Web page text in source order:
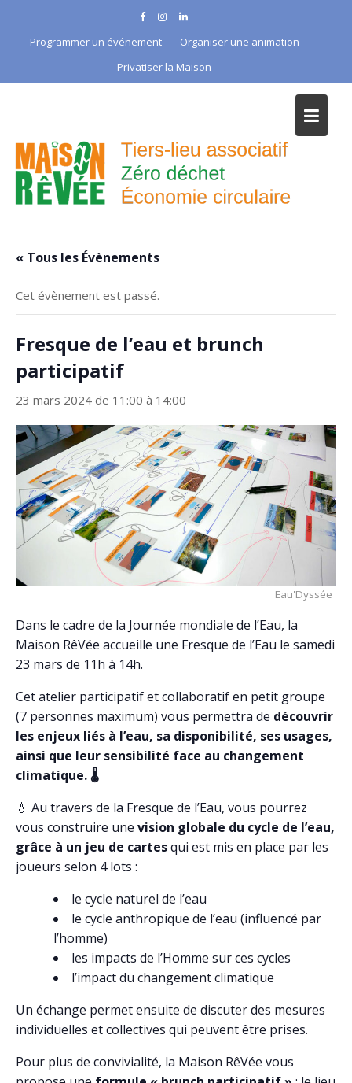
contentProgrammer un événement
Organiser une animation
Privatiser la Maison
« Tous les Évènements
Cet évènement est passé.
Fresque de l’eau et brunch
participatif
23 mars 2024 de 11:00 à 14:00
Eau'Dyssée
Dans le cadre de la Journée mondiale de l’Eau, la
Maison RêVée accueille une Fresque de l’Eau le samedi
23 mars de 11h à 14h.
Cet atelier participatif et collaboratif en petit groupe
(7 personnes maximum) vous permettra de découvrir
les enjeux liés à l’eau, sa disponibilité, ses usages,
ainsi que leur sensibilité face au changement
climatique.🌡️
💧 Au travers de la Fresque de l’Eau, vous pourrez
vous construire une vision globale du cycle de l’eau,
grâce à un jeu de cartesqui est mis en place par les
joueurs selon 4 lots :
le cycle naturel de l’eau
le cycle anthropique de l’eau (influencé par
l’homme)
les impacts de l’Homme sur ces cycles
l’impact du changement climatique
Un échange permet ensuite de discuter des mesures
individuelles et collectives qui peuvent être prises.
Pour plus de convivialité, la Maison RêVée vous